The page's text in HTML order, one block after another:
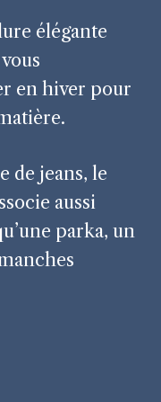
élégante
en hiver pour
de jeans, le
aussi
parka, un